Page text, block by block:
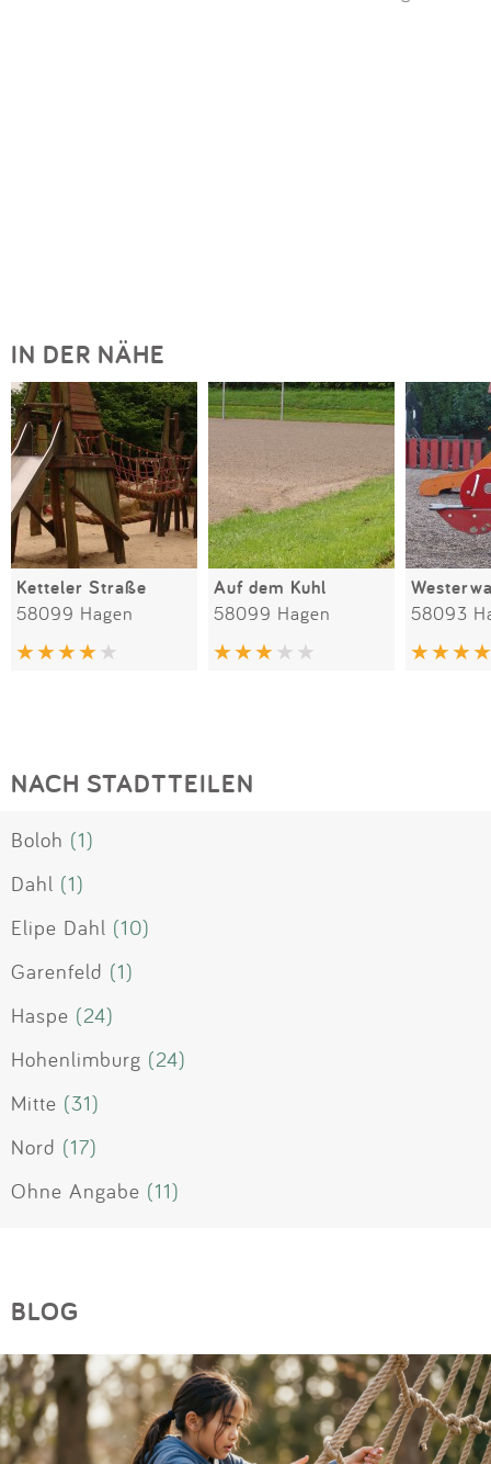
IN DER NÄHE
Ketteler Straße
58099 Hagen
Auf dem Kuhl
58099 Hagen 58093
NACH STADTTEILEN
Boloh (1)
Dahl (1)
Elipe Dahl (10)
Garenfeld (1)
Haspe (24)
Hohenlimburg (24)
Mitte (31)
Nord (17)
Ohne Angabe (11)
BLOG